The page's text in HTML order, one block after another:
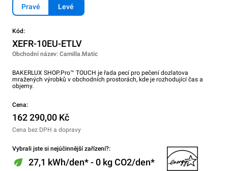
Pravé Levé
Kód:
XEFR-10EU-ETLV
Obchodní název: Camilla.Matic
BAKERLUX SHOP.Pro™ TOUCH je řada pecí pro pečení dozlatova
mražených výrobků v obchodních prostorách, kde je rozhodující čas a
objemy.
Cena:
162 290,00 Kč
Cena bez DPH a dopravy
Vybrali jste si nejúčinnější zařízení?:
27,1 kWh/den* - 0 kg CO2/den*